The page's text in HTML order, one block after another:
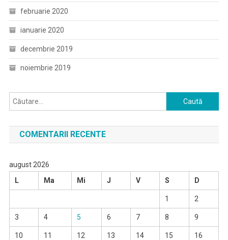
februarie 2020
ianuarie 2020
decembrie 2019
noiembrie 2019
Caută
după:
COMENTARII RECENTE
august 2026
L
Ma Mi J V S D
1 2
3 4 5 6 7 8 9
10 11 12 13 14 15 16